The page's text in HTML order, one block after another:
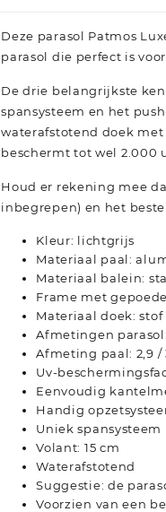
Deze parasol Patmos
parasol die perfect is
De drie belangrijkste
spansysteem en het
waterafstotend doek
beschermt tot wel 2.000
Houd er rekening mee
inbegrepen) en het
Kleur: lichtgrijs
Materiaal paal:
Materiaal balein:
Frame met
Materiaal doek: stof
Afmetingen parasol:
Afmeting paal: 2,9 /
Uv-
Eenvoudig
Handig
Uniek spansysteem
Volant: 15 cm
Waterafstotend
Suggestie: de
Voorzien van een